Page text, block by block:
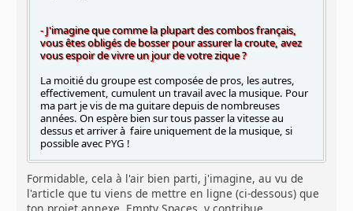
- J'imagine que comme la plupart des combos français,
vous êtes obligés de bosser pour assurer la croute, avez
vous espoir de vivre un jour de votre zique ?
La moitié du groupe est composée de pros, les autres,
effectivement, cumulent un travail avec la musique. Pour
ma part je vis de ma guitare depuis de nombreuses
années. On espère bien sur tous passer la vitesse au
dessus et arriver à faire uniquement de la musique, si
possible avec PYG !
Formidable, cela à l'air bien parti, j'imagine, au vu de
l'article que tu viens de mettre en ligne (ci-dessous) que
ton projet annexe, Empty Spaces, y contribue